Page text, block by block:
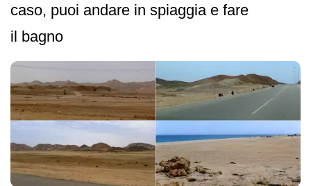
caso, puoi andare in spiaggia e fare
il bagno